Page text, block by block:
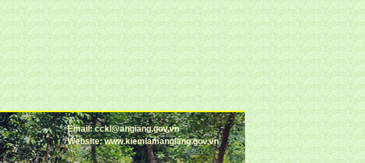
Email: cckl@angiang.gov.vn
Website: www.kiemlamangiang.gov.vn